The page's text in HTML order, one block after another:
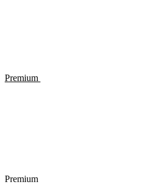
Premium
Premium